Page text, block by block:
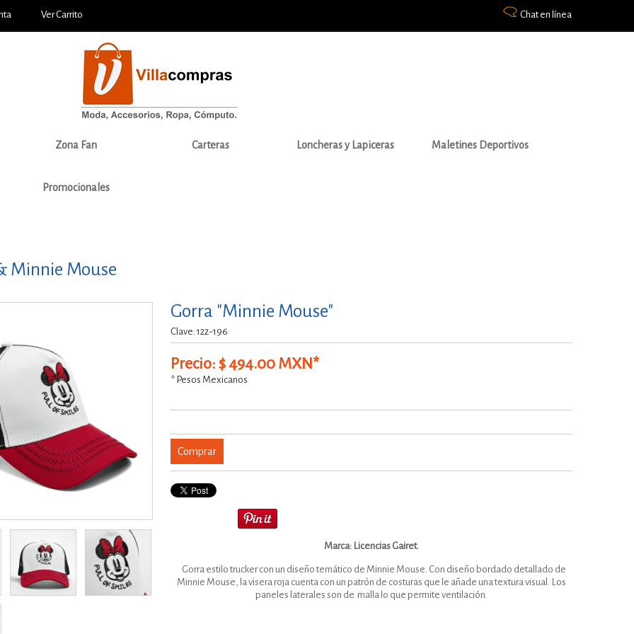
Ver Carrito Chat en línea
Zona Fan Carteras Loncheras y Lapiceras Maletines Deportivos
Promocionales
Minnie Mouse
Gorra "Minnie Mouse"
Clave: 122-196
Precio: $ 494.00 MXN*
* Pesos Mexicanos
Comprar
Marca: Licencias Gairet.
Gorra estilo trucker con un diseño temático de Minnie Mouse. Con diseño bordado detallado de
Minnie Mouse, la visera roja cuenta con un patrón de costuras que le añade una textura visual. Los
paneles laterales son de malla lo que permite ventilación.